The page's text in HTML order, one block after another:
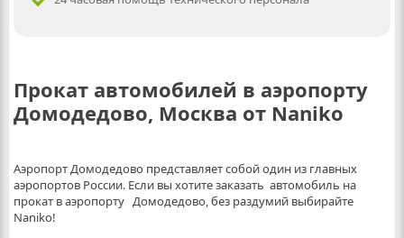
Прокат автомобилей в аэропорту
Домодедово, Москвa от Naniko
Аэропорт Домодедово представляет собой один из главных
аэропортов России. Если вы хотите заказать автомобиль на
прокат в аэропорту Домодедово, без раздумий выбирайте
Naniko!